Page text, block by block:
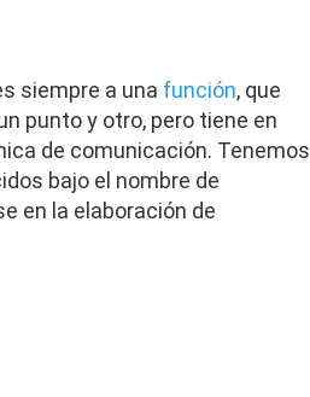
siempre a una función, que
punto y otro, pero tiene en
de comunicación. Tenemos
bajo el nombre de
en la elaboración de